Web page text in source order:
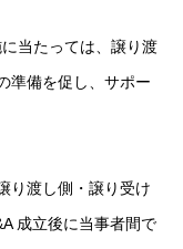
当たっては、譲り渡
準備を促し、サポー
り渡し側・譲り受け
成立後に当事者間で